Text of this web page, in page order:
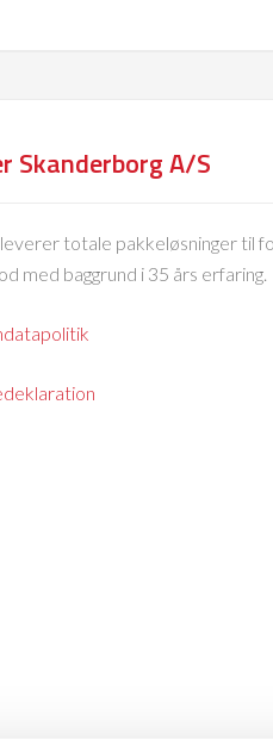
Skanderborg A/S
totale pakkeløsninger til
med baggrund i 35 års erfaring.